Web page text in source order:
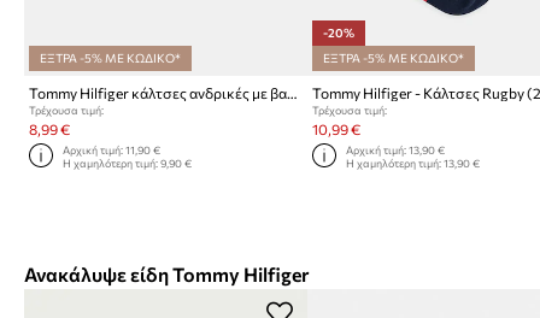
ΕΞΤΡΑ -5% ΜΕ ΚΩΔΙΚΟ*
Tommy Hilfiger κάλτσες ανδρικές με βαμβάκι 2-pack
Τρέχουσα τιμή:
8,99 €
Αρχική τιμή:11,90 €
Η χαμηλότερη τιμή:9,90 €
-20%
ΕΞΤΡΑ -5% ΜΕ ΚΩΔΙΚΟ*
Τρέχουσα τιμή:
10,99 €
Αρχική τιμή: 13,90 €
Η χαμηλότερη τιμή: 13,90 €
Ανακάλυψε είδη Tommy Hilfiger